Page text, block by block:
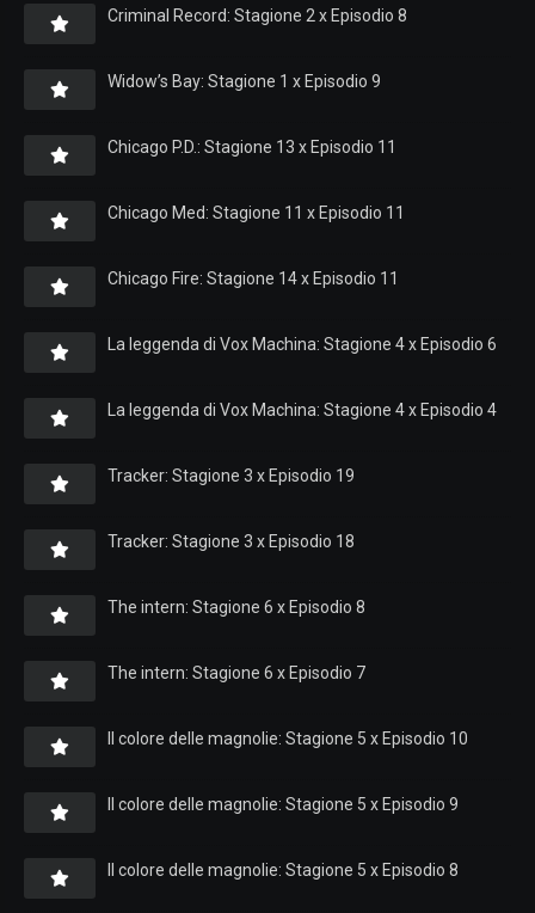
Criminal Record: Stagione 2 x Episodio 8
Widow’s Bay: Stagione 1 x Episodio 9
Chicago P.D.: Stagione 13 x Episodio 11
Chicago Med: Stagione 11 x Episodio 11
Chicago Fire: Stagione 14 x Episodio 11
La leggenda di Vox Machina: Stagione 4 x Episodio 6
La leggenda di Vox Machina: Stagione 4 x Episodio 4
Tracker: Stagione 3 x Episodio 19
Tracker: Stagione 3 x Episodio 18
The intern: Stagione 6 x Episodio 8
The intern: Stagione 6 x Episodio 7
Il colore delle magnolie: Stagione 5 x Episodio 10
Il colore delle magnolie: Stagione 5 x Episodio 9
Il colore delle magnolie: Stagione 5 x Episodio 8